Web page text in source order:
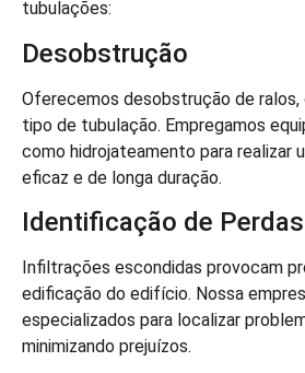
tubulações:
Desobstrução
Oferecemos desobstrução de ralos,
tipo de tubulação. Empregamos
como hidrojateamento para realizar
eficaz e de longa duração.
Identificação de
Infiltrações escondidas provocam
edificação do edifício. Nossa
especializados para localizar
minimizando prejuízos.